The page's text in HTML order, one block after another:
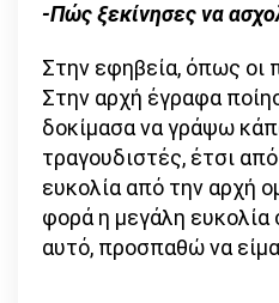
-Πώς ξεκίνησες να
Στην εφηβεία, όπως οι
Στην αρχή έγραφα
δοκίμασα να γράψω
τραγουδιστές, έτσι
ευκολία από την αρχή
φορά η μεγάλη ευκολία
αυτό, προσπαθώ να